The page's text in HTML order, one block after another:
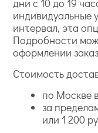
Помимо
исключительно
Венчающий
для дождевой
предотвращая
карнизы и тяги
здания и
В интерьере
маскируют
дни с 10 до 19
индивидуальные
интервал, эта
Подробности
оформлении
Стоимость
по Москве
за
или 1 200